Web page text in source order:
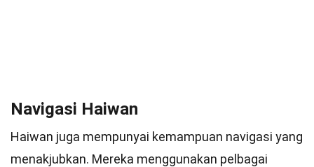
Navigasi Haiwan
Haiwan juga mempunyai kemampuan navigasi yang
menakjubkan. Mereka menggunakan pelbagai